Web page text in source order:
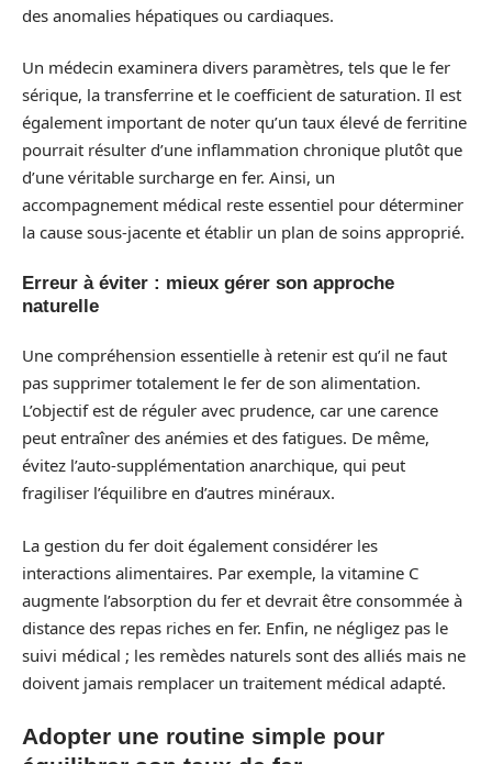
des anomalies hépatiques ou cardiaques.
Un médecin examinera divers paramètres, tels que le fer
sérique, la transferrine et le coefficient de saturation. Il est
également important de noter qu’un taux élevé de ferritine
pourrait résulter d’une inflammation chronique plutôt que
d’une véritable surcharge en fer. Ainsi, un
accompagnement médical reste essentiel pour déterminer
la cause sous-jacente et établir un plan de soins approprié.
Erreur à éviter : mieux gérer son approche
naturelle
Une compréhension essentielle à retenir est qu’il ne faut
pas supprimer totalement le fer de son alimentation.
L’objectif est de réguler avec prudence, car une carence
peut entraîner des anémies et des fatigues. De même,
évitez l’auto-supplémentation anarchique, qui peut
fragiliser l’équilibre en d’autres minéraux.
La gestion du fer doit également considérer les
interactions alimentaires. Par exemple, la vitamine C
augmente l’absorption du fer et devrait être consommée à
distance des repas riches en fer. Enfin, ne négligez pas le
suivi médical ; les remèdes naturels sont des alliés mais ne
doivent jamais remplacer un traitement médical adapté.
Adopter une routine simple pour